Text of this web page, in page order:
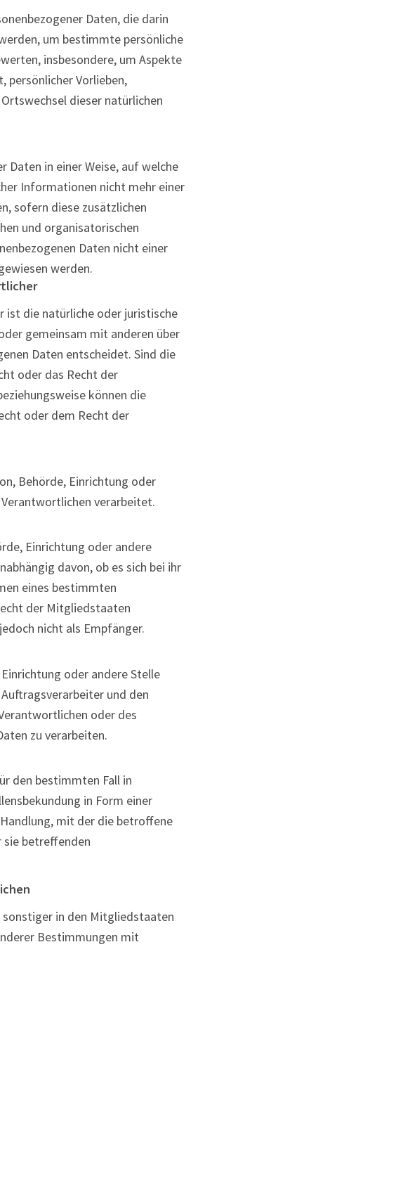
Daten, die darin
um bestimmte persönliche
insbesondere, um Aspekte
persönlicher Vorlieben,
dieser natürlichen
Daten in einer Weise, auf welche
Informationen nicht mehr einer
sofern diese zusätzlichen
und organisatorischen
Daten nicht einer
werden.
ist die natürliche oder juristische
gemeinsam mit anderen über
Daten entscheidet. Sind die
oder das Recht der
können die
oder dem Recht der
Behörde, Einrichtung oder
verarbeitet.
Einrichtung oder andere
davon, ob es sich bei ihr
eines bestimmten
der Mitgliedstaaten
nicht als Empfänger.
oder andere Stelle
und den
oder des
zu verarbeiten.
den bestimmten Fall in
in Form einer
mit der die betroffene
sie betreffenden
in den Mitgliedstaaten
Bestimmungen mit